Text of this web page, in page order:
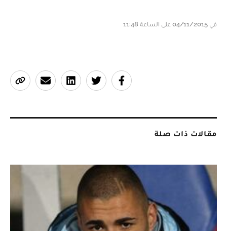
في 04/11/2015 على الساعة 11:48
مقالات ذات صلة